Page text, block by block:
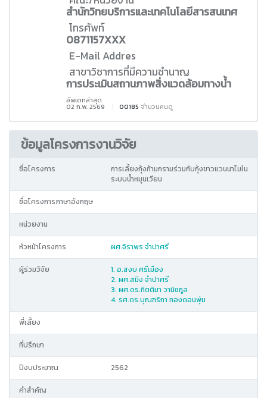
สำนักวิทยบริการและเทคโนโลยีสารสนเทศ
โทรศัพท์
0871157XXX
E-Mail Addres
สาขาวิชาการที่มีความชำนาญ
การประเมินสถานภาพสิ่งแวดล้อมทางน้ำ
อัพเดทล่าสุด
02 ก.พ. 2569 00185 จำนวนคนดู
ข้อมูลโครงการงานวิจัย
ชื่อโครงการ
การเลี้ยงกุ้งก้ามกรามร่วมกับกุ้งขาวแวนนาไมใน
ระบบน้ำหมุนเวียน
ชื่อโครงการภาษาอังกฤษ
หน่วยงาน
หัวหน้าโครงการ ผศ.จิราพร จำปาศรี
ผู้ร่วมวิจัย
1. อ.สงบ ศรีเมือง
2. ผศ.สมิง จำปาศรี
3. ผศ.ดร.กิตติมา วานิชกูล
4. รศ.ดร.บุณฑริกา ทองดอนพุ่ม
พี่เลี้ยง
ที่ปรึกษา
ปีงบประมาณ 2562
คำสำคัญ